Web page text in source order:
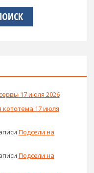
17 июля 2026
кототема 17 июля
Подсели на
Подсели на